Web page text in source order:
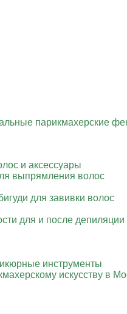
парикмахерские
и аксессуары
выпрямления волос
для завивки волос
для и после
инструменты
искусству в